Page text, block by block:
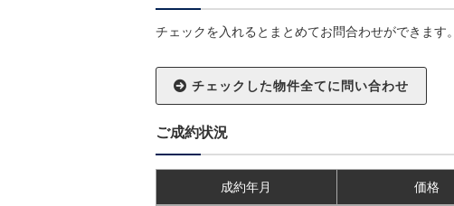
チェックを入れるとまとめてお問合わせができます。
ご成約状況
成約年月 価格